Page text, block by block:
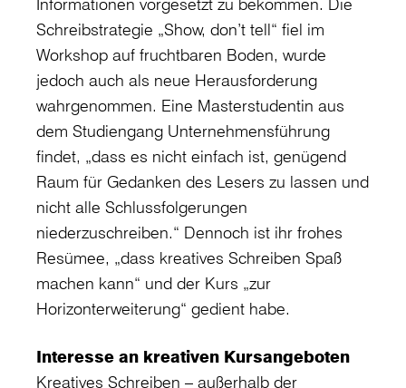
Schreibstrategie „Show, don’t tell“ fiel im
Workshop auf fruchtbaren Boden, wurde
jedoch auch als neue Herausforderung
wahrgenommen. Eine Masterstudentin aus
dem Studiengang Unternehmensführung
findet, „dass es nicht einfach ist, genügend
Raum für Gedanken des Lesers zu lassen und
nicht alle Schlussfolgerungen
niederzuschreiben.“ Dennoch ist ihr frohes
Resümee, „dass kreatives Schreiben Spaß
machen kann“ und der Kurs „zur
Horizonterweiterung“ gedient habe.
Interesse an kreativen Kursangeboten
Kreatives Schreiben – außerhalb der